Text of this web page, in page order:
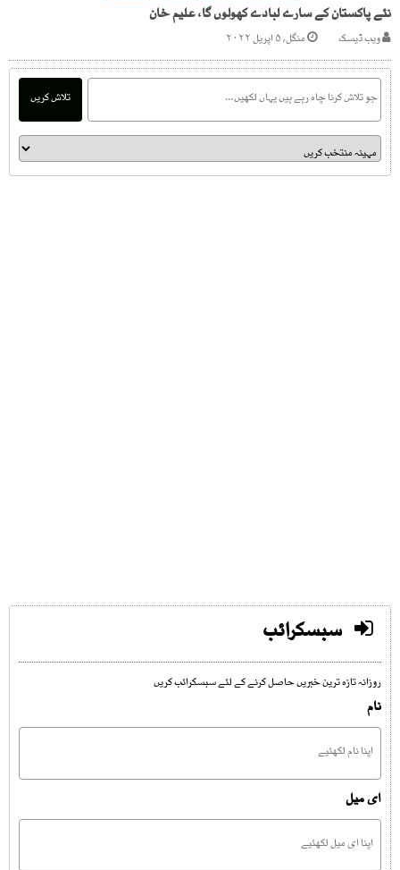
نئے پاکستان کے سارے لبادے کھولوں گا، علیم خان
ویب ڈیسک منگل, ۵ اپریل ۲۰۲۲
تلاش کریں
سبسکرائب
روزانہ تازہ ترین خبریں حاصل کرنے کے لئے سبسکرائب کریں
نام
ای میل